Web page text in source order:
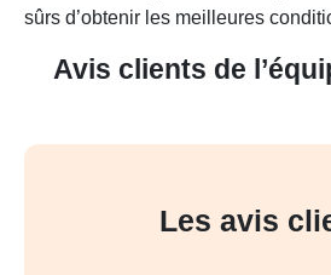
sûrs d’obtenir les meilleures
Avis clients de
Les avis